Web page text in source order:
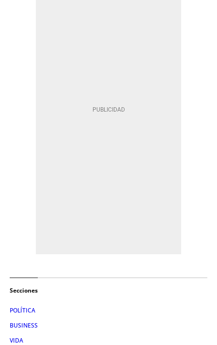
Secciones
POLÍTICA
BUSINESS
VIDA